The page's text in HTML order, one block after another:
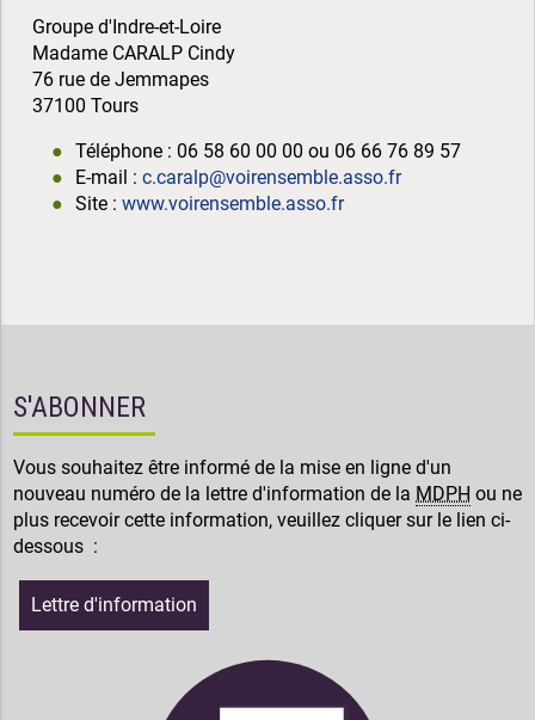
Groupe d'Indre-et-Loire
Madame CARALP Cindy
76 rue de Jemmapes
37100 Tours
Téléphone : 06 58 60 00 00 ou 06 66 76 89 57
E-mail : c.caralp@voirensemble.asso.fr
Site : www.voirensemble.asso.fr
S'ABONNER
Vous souhaitez être informé de la mise en ligne d'un
nouveau numéro de la lettre d'information de la MDPH ou ne
plus recevoir cette information, veuillez cliquer sur le lien ci-
dessous :
Lettre d'information